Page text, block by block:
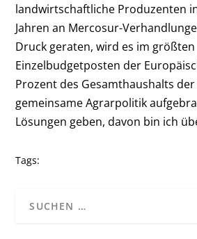
landwirtschaftliche Produzenten
Jahren an Mercosur-
Druck geraten, wird es im größten
Einzelbudgetposten der
Prozent des Gesamthaushalts
gemeinsame Agrarpolitik
Lösungen geben, davon bin ich
Tags: